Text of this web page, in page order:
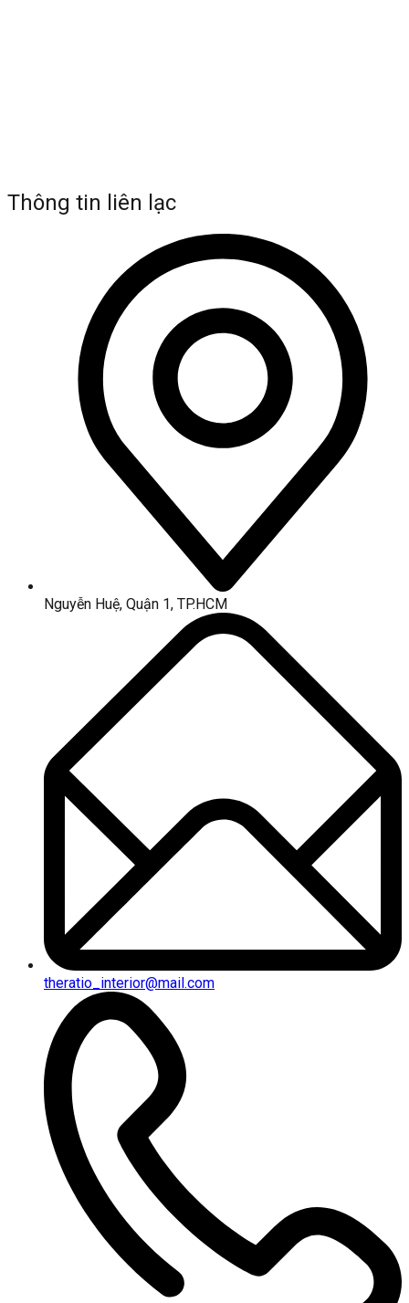
Thông tin liên lạc
Nguyễn Huệ, Quận 1, TP.HCM
theratio_interior@mail.com